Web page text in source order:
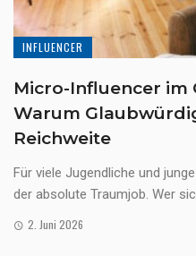
INFLUENCER
Micro-Influencer im
Warum
Reichweite
Für viele Jugendliche und
der absolute Traumjob. Wer
2. Juni 2026